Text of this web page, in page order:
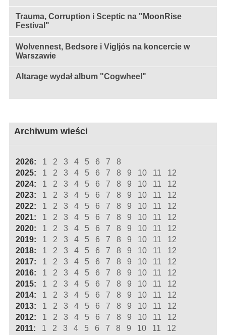
Trauma, Corruption i Sceptic na "MoonRise
Festival"
Wolvennest, Bedsore i Vigljós na koncercie w
Warszawie
Altarage wydał album "Cogwheel"
Archiwum wieści
2026: 1 2 3 4 5 6 7
8
2025:
1 2 3 4 5 6 7 8 9 10 11
12
2024:
1 2 3 4 5 6 7 8 9 10 11
12
2023:
1 2 3 4 5 6 7 8 9 10 11
12
2022:
1 2 3 4 5 6 7 8 9 10 11
12
2021:
1 2 3 4 5 6 7 8 9 10 11
12
2020:
1 2 3 4 5 6 7 8 9 10 11
12
2019:
1 2 3 4 5 6 7 8 9 10 11
12
2018:
1 2 3 4 5 6 7 8 9 10 11
12
2017:
1 2 3 4 5 6 7 8 9 10 11
12
2016:
1 2 3 4 5 6 7 8 9 10 11
12
2015:
1 2 3 4 5 6 7 8 9 10 11
12
2014:
1 2 3 4 5 6 7 8 9 10 11
12
2013:
1 2 3 4 5 6 7 8 9 10 11
12
2012:
1 2 3 4 5 6 7 8 9 10 11
12
2011:
1 2 3 4 5 6 7 8 9 10 11
12